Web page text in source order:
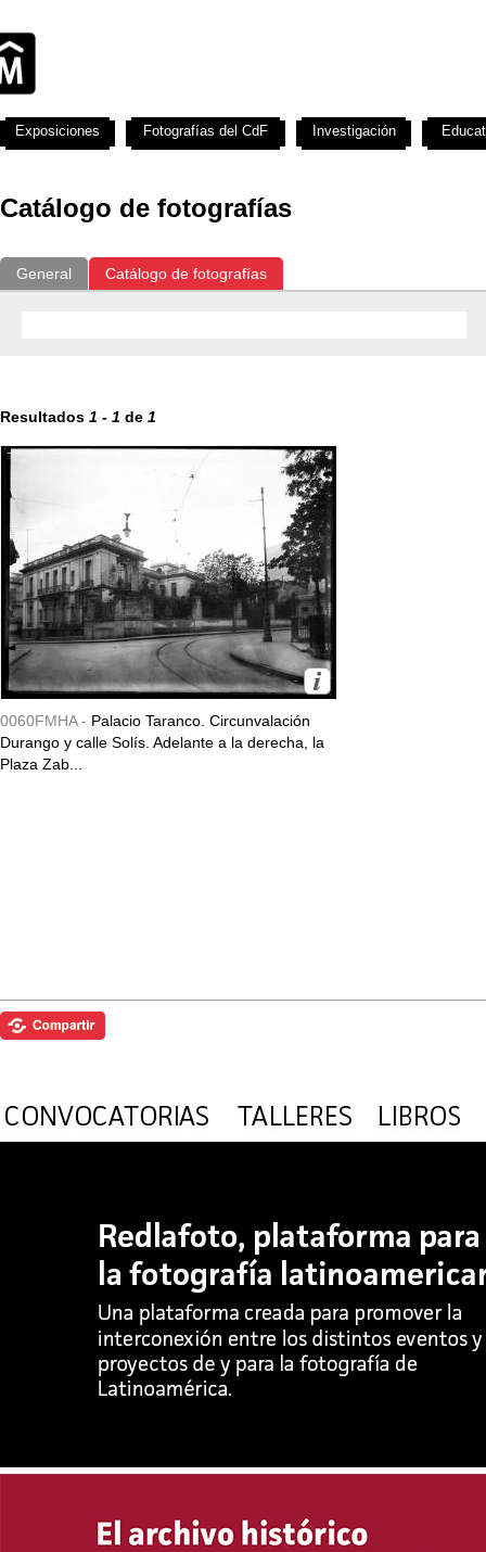
Catálogo de fotografías
General Catálogo de fotografías
Resultados 1 - 1 de 1
0060FMHA - Palacio Taranco. Circunvalación
Durango y calle Solís. Adelante a la derecha, la
Plaza Zab...
Exposiciones Fotografías del CdF Investigación